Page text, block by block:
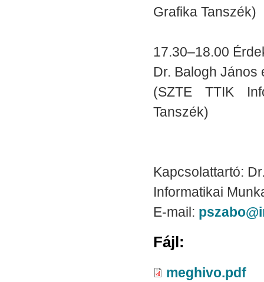
Grafika Tanszék)
17.30–18.00
Dr. Balogh János
(SZTE TTIK
Tanszék)
Kapcsolattartó:
Informatikai
E-mail:
Fájl:
meghivo.pdf